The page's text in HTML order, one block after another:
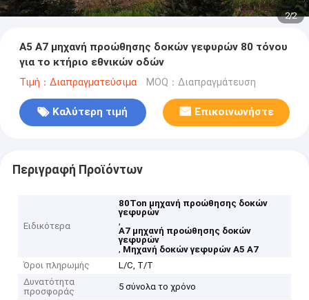
2/2
A5 A7 μηχανή προώθησης δοκών γεφυρών 80 τόνου
για το κτήριο εθνικών οδών
Τιμή：Διαπραγματεύσιμα MOQ：Διαπραγμάτευση
Καλύτερη τιμή Επικοινωνήστε
Περιγραφή Προϊόντων
Ειδικότερα
80Ton μηχανή προώθησης δοκών
γεφυρών
,
A7 μηχανή προώθησης δοκών
γεφυρών
, Μηχανή δοκών γεφυρών A5 A7
Όροι πληρωμής
L/C, T/T
Δυνατότητα
προσφοράς
5 σύνολα το χρόνο